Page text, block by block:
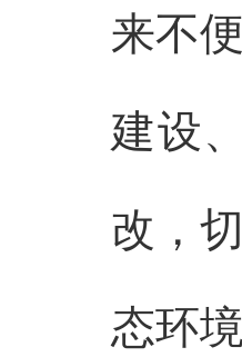
来不
建设
改，
态环